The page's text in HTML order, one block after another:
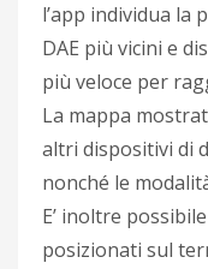
l’app individua la
DAE più vicini e
più veloce per
La mappa
altri dispositivi di
nonché le
E’ inoltre
posizionati sul